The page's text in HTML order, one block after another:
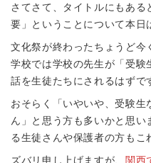
さてさて、タイトルにもあ
要」ということについて本日
文化祭が終わったちょうど今
学校では学校の先生が「受験
話を生徒たちにされるはずで
おそらく「いやいや、受験
ん」と思う方も多いかと思
る生徒さんや保護者の方もこ
ズバリ申し上げますが、 関西